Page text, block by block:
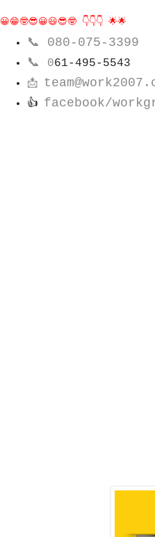
😀😁🤓😎😀😃😎🤓 👇👇👇 🌟🌟
📞 080-075-3399
📞
061-495-5543
📩
👍 facebook/